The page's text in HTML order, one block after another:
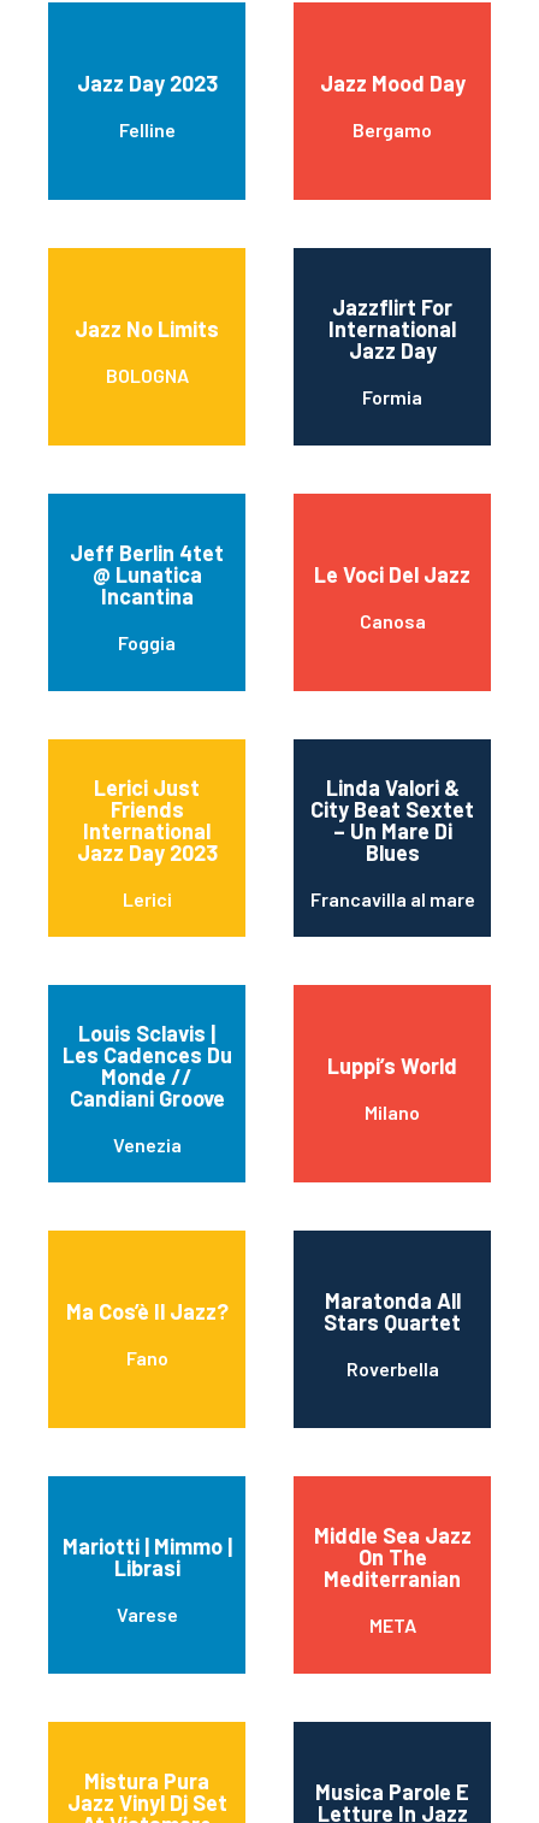
Jazz Day 2023
Felline
Jazz Mood Day
Bergamo
Jazz No Limits
BOLOGNA
Jazzflirt For
International
Jazz Day
Formia
Jeff Berlin 4tet
@ Lunatica
Incantina
Foggia
Le Voci Del Jazz
Canosa
Lerici Just
Friends
International
Jazz Day 2023
Lerici
Linda Valori &
City Beat Sextet
– Un Mare Di
Blues
Francavilla al mare
Louis Sclavis |
Les Cadences Du
Monde //
Candiani Groove
Venezia
Luppi’s World
Milano
Ma Cos’è Il Jazz?
Fano
Maratonda All
Stars Quartet
Roverbella
Mariotti | Mimmo |
Librasi
Varese
Middle Sea Jazz
On The
Mediterranian
META
Mistura Pura
Jazz Vinyl Dj Set
Musica Parole E
Letture In Jazz